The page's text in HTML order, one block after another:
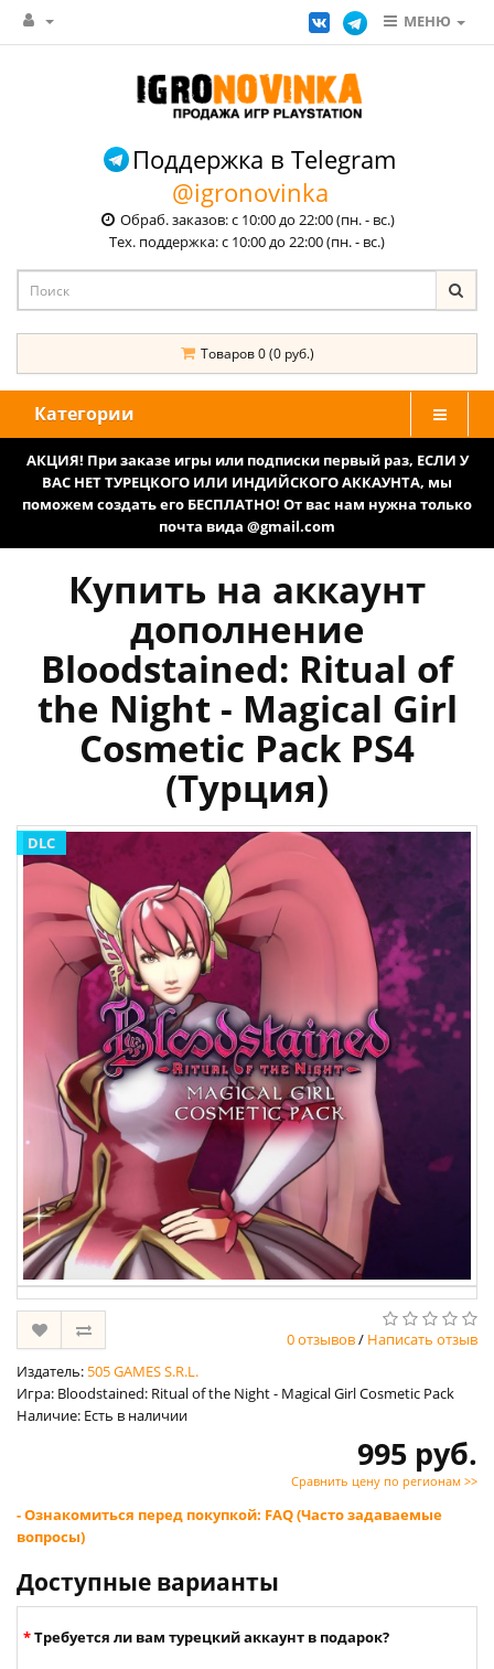
МЕНЮ
Поддержка в Telegram
@igronovinka
Обраб. заказов: с 10:00 до 22:00 (пн. - вс.)
Тех. поддержка: с 10:00 до 22:00 (пн. - вс.)
Товаров 0 (0 руб.)
Категории
АКЦИЯ! При заказе игры или подписки первый раз, ЕСЛИ У
ВАС НЕТ ТУРЕЦКОГО ИЛИ ИНДИЙСКОГО АККАУНТА, мы
поможем создать его БЕСПЛАТНО! От вас нам нужна только
почта вида @gmail.com
Купить на аккаунт
дополнение
Bloodstained: Ritual of
the Night - Magical Girl
Cosmetic Pack PS4
(Турция)
DLC
0 отзывов/ Написать отзыв
Издатель: 505 GAMES S.R.L.
Игра: Bloodstained: Ritual of the Night - Magical Girl Cosmetic Pack
Наличие: Есть в наличии
995 руб.
Сравнить цену по регионам >>
- Ознакомиться перед покупкой: FAQ (Часто задаваемые
вопросы)
Доступные варианты
Требуется ли вам турецкий аккаунт в подарок?